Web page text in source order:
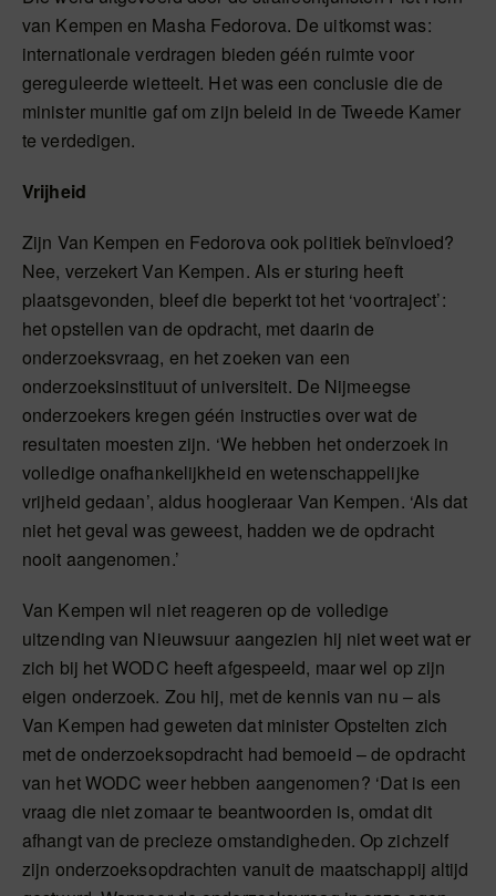
van Kempen en Masha Fedorova. De uitkomst was:
internationale verdragen bieden géén ruimte voor
gereguleerde wietteelt. Het was een conclusie die de
minister munitie gaf om zijn beleid in de Tweede Kamer
te verdedigen.
Vrijheid
Zijn Van Kempen en Fedorova ook politiek beïnvloed?
Nee, verzekert Van Kempen. Als er sturing heeft
plaatsgevonden, bleef die beperkt tot het ‘voortraject’:
het opstellen van de opdracht, met daarin de
onderzoeksvraag, en het zoeken van een
onderzoeksinstituut of universiteit. De Nijmeegse
onderzoekers kregen géén instructies over wat de
resultaten moesten zijn. ‘We hebben het onderzoek in
volledige onafhankelijkheid en wetenschappelijke
vrijheid gedaan’, aldus hoogleraar Van Kempen. ‘Als dat
niet het geval was geweest, hadden we de opdracht
nooit aangenomen.’
Van Kempen wil niet reageren op de volledige
uitzending van Nieuwsuur aangezien hij niet weet wat er
zich bij het WODC heeft afgespeeld, maar wel op zijn
eigen onderzoek. Zou hij, met de kennis van nu – als
Van Kempen had geweten dat minister Opstelten zich
met de onderzoeksopdracht had bemoeid – de opdracht
van het WODC weer hebben aangenomen? ‘Dat is een
vraag die niet zomaar te beantwoorden is, omdat dit
afhangt van de precieze omstandigheden. Op zichzelf
zijn onderzoeksopdrachten vanuit de maatschappij altijd